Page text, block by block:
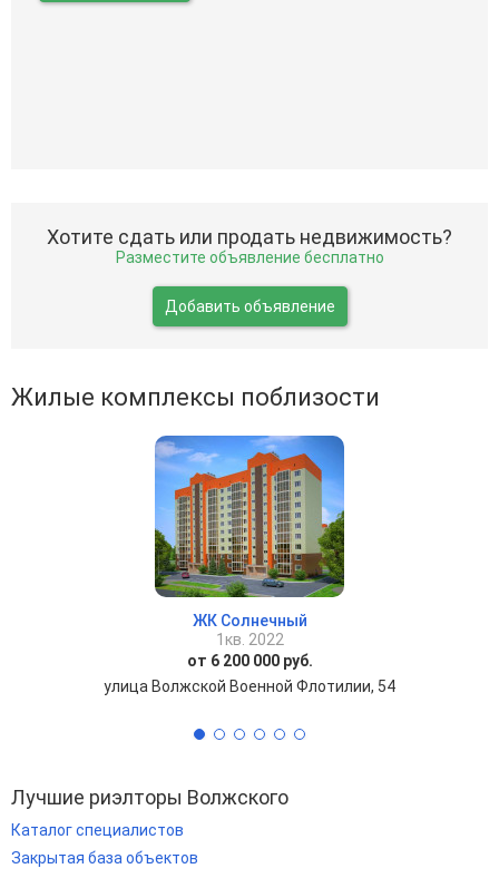
Хотите сдать или продать недвижимость?
Разместите объявление бесплатно
Добавить объявление
Жилые комплексы поблизости
ЖК Солнечный
1кв. 2022
от 6 200 000 руб.
улица Волжской Военной Флотилии, 54
Лучшие риэлторы Волжского
Каталог специалистов
Закрытая база объектов